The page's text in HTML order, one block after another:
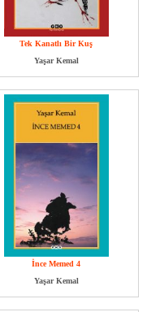
Tek Kanatlı Bir Kuş
Yaşar Kemal
İnce Memed 4
Yaşar Kemal